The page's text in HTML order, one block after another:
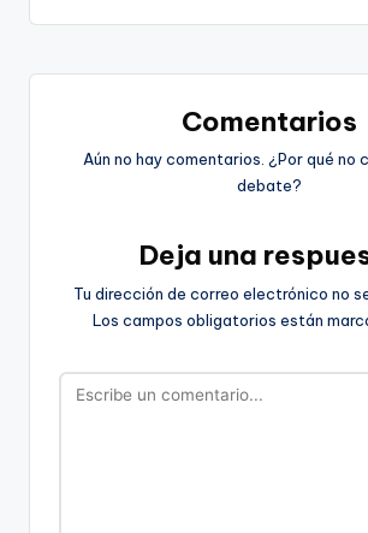
Comentarios
Aún no hay comentarios. ¿Por qué no
debate?
Deja una
Tu dirección de correo electrónico no
Los campos obligatorios están